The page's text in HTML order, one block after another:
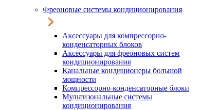
Фреоновые системы кондиционирования
Аксессуары для компрессорно-
конденсаторных блоков
Аксессуары для фреоновых систем
кондиционирования
Канальные кондиционеры большой
мощности
Компрессорно-конденсаторные блоки
Мультизональные системы
кондиционирования